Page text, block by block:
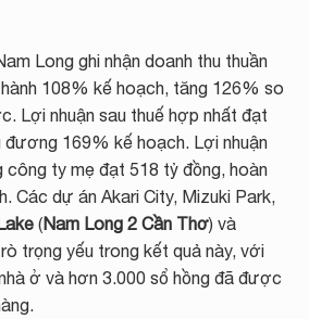
Long ghi nhận doanh thu thuần
108% kế hoạch, tăng 126% so
Lợi nhuận sau thuế hợp nhất đạt
169% kế hoạch. Lợi nhuận
công ty mẹ đạt 518 tỷ đồng, hoàn
Các dự án Akari City, Mizuki Park,
(Nam Long 2 Cần Thơ) và
trọng yếu trong kết quả này, với
ở và hơn 3.000 sổ hồng đã được